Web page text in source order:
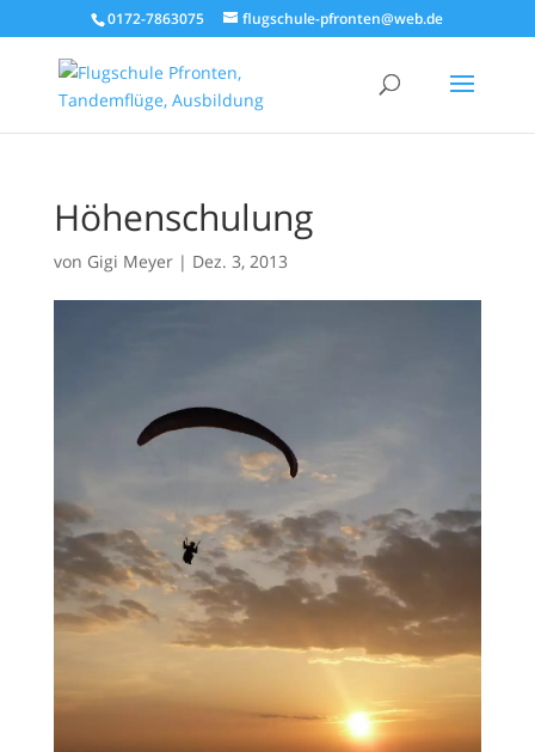
0172-7863075 flugschule-pfronten@web.de
Höhenschulung
von Gigi Meyer| Dez. 3, 2013